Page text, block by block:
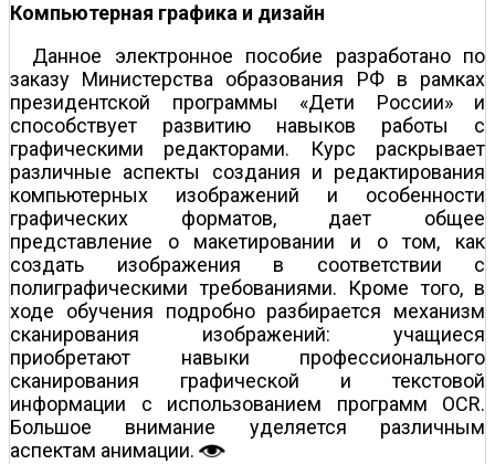
Компьютерная графика и дизайн
Данное электронное пособие разработано по
заказу Министерства образования РФ в рамках
президентской программы «Дети России» и
способствует развитию навыков работы с
графическими редакторами. Курс раскрывает
различные аспекты создания и редактирования
компьютерных изображений и особенности
графических форматов, дает общее
представление о макетировании и о том, как
создать изображения в соответствии с
полиграфическими требованиями. Кроме того, в
ходе обучения подробно разбирается механизм
сканирования изображений: учащиеся
приобретают навыки профессионального
сканирования графической и текстовой
информации с использованием программ OCR.
Большое внимание уделяется различным
аспектам анимации.